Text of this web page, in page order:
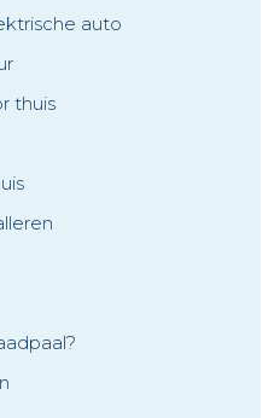
auto
thuis